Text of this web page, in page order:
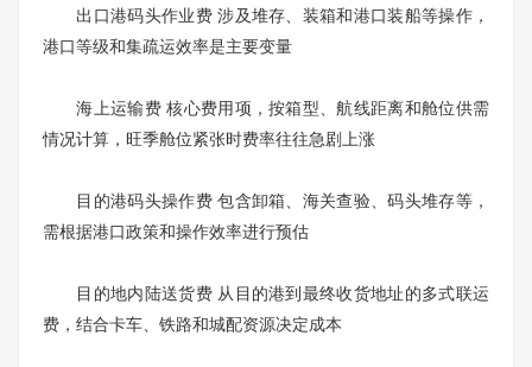
出口港码头作业费 涉及堆存、装箱和港口装船等操作，
港口等级和集疏运效率是主要变量
海上运输费 核心费用项，按箱型、航线距离和舱位供需
情况计算，旺季舱位紧张时费率往往急剧上涨
目的港码头操作费 包含卸箱、海关查验、码头堆存等，
需根据港口政策和操作效率进行预估
目的地内陆送货费 从目的港到最终收货地址的多式联运
费，结合卡车、铁路和城配资源决定成本